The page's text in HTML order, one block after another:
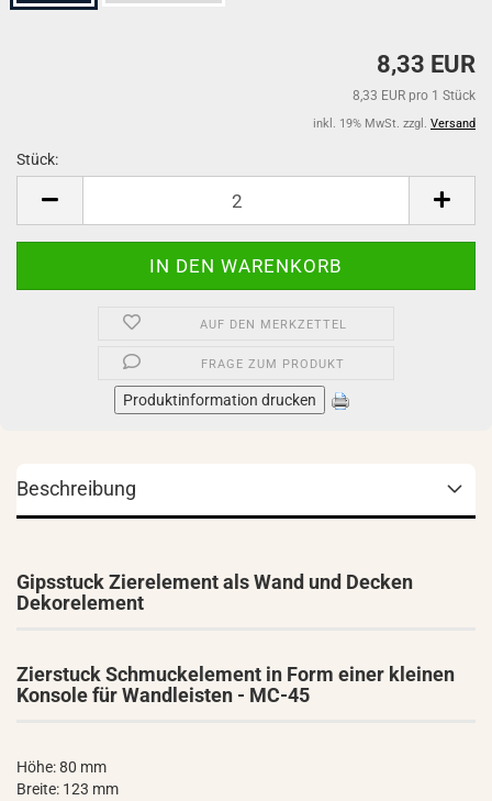
8,33 EUR
8,33 EUR pro 1 Stück
inkl. 19% MwSt. zzgl. Versand
Stück:
AUF DEN MERKZETTEL
FRAGE ZUM PRODUKT
Produktinformation drucken
Beschreibung
Gipsstuck Zierelement als Wand und Decken
Dekorelement
Zierstuck Schmuckelement in Form einer kleinen
Konsole für Wandleisten - MC-45
Höhe: 80 mm
Breite: 123 mm